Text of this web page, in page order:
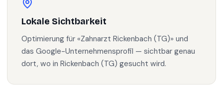
Lokale Sichtbarkeit
Optimierung für «Zahnarzt Rickenbach (TG)» und
das Google-Unternehmensprofil — sichtbar genau
dort, wo in Rickenbach (TG) gesucht wird.